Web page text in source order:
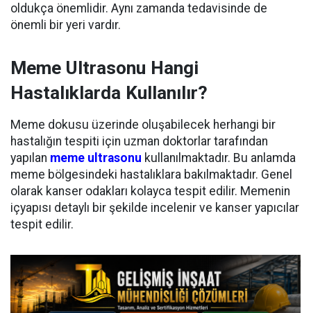
oldukça önemlidir. Aynı zamanda tedavisinde de
önemli bir yeri vardır.
Meme Ultrasonu Hangi
Hastalıklarda Kullanılır?
Meme dokusu üzerinde oluşabilecek herhangi bir
hastalığın tespiti için uzman doktorlar tarafından
yapılan meme ultrasonu kullanılmaktadır. Bu anlamda
meme bölgesindeki hastalıklara bakılmaktadır. Genel
olarak kanser odakları kolayca tespit edilir. Memenin
içyapısı detaylı bir şekilde incelenir ve kanser yapıcılar
tespit edilir.